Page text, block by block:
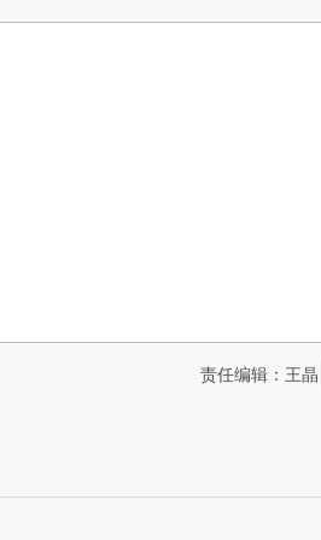
责任编辑：王